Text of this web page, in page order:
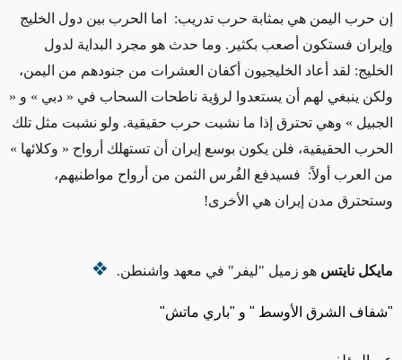
إن حرب اليمن هي بمثابة حرب تدريب: اما الحرب بين دول الخليج
وإيران فستكون أصعب بكثير. وما حدث هو مجرد البداية لدول
الخليج: لقد أعاد الخليجيون أكفان العشرات من جنودهم من اليمن،
ولكن ينبغي لهم أن يستعدوا لرؤية ناطحات السحاب في « دبي » و «
الجبيل » وهي تحترق إذا ما نشبت حرب حقيقية. ولو نشبت مثل تلك
الحرب الحقيقية، فلن يكون بوسع إيران أن تستهلك أرواح « وكلائها »
من العرب أولاً: فسيدفع الفُرس الثمن من أرواح مواطنيهم،
وستحترق مدن إيران هي الأخرى!
مايكل نايتس هو زميل "ليفر" في معهد واشنطن.
"شفاف الشرق الأوسط " و "باري ماتش"